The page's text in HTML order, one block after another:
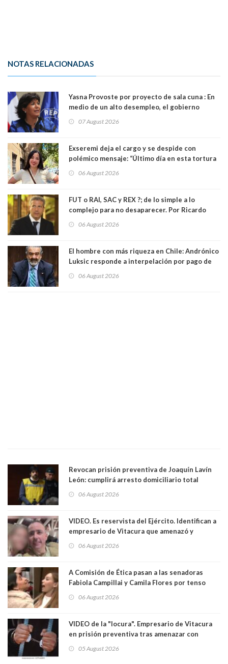
NOTAS RELACIONADAS
Yasna Provoste por proyecto de sala cuna : En
medio de un alto desempleo, el gobierno
07 August 2026
Exseremi deja el cargo y se despide con
polémico mensaje: “Último día en esta tortura
06 August 2026
FUT o RAI, SAC y REX ?; de lo simple a lo
complejo para no desaparecer. Por Ricardo
06 August 2026
El hombre con más riqueza en Chile: Andrónico
Luksic responde a interpelación por pago de
día que me muera”
06 August 2026
Revocan prisión preventiva de Joaquín Lavín
León: cumplirá arresto domiciliario total
06 August 2026
VIDEO. Es reservista del Ejército. Identifican a
empresario de Vitacura que amenazó y
al "ring raja". Se trata de Andrés Arrieta y la
06 August 2026
A Comisión de Ética pasan a las senadoras
Fabiola Campillai y Camila Flores por tenso
06 August 2026
VIDEO de la "locura". Empresario de Vitacura
en prisión preventiva tras amenazar con
Los persiguió en potente camioneta
05 August 2026